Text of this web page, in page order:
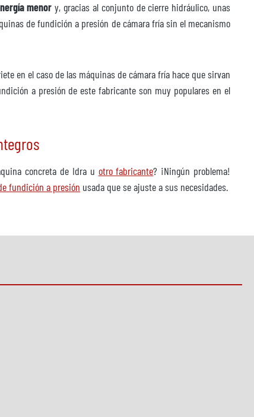
menor y, gracias al conjunto de cierre hidráulico, unas
de fundición a presión de cámara fría sin el mecanismo
en el caso de las máquinas de cámara fría hace que sirvan
a presión de este fabricante son muy populares en el
concreta de Idra u otro fabricante? ¡Ningún problema!
fundición a presión usada que se ajuste a sus necesidades.